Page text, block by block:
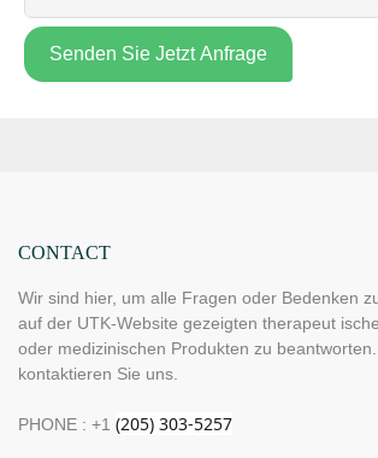
Senden Sie Jetzt Anfrage
CONTACT
Wir sind hier, um alle Fragen oder Bedenken
auf der UTK-Website gezeigten therapeut
oder medizinischen Produkten zu
kontaktieren Sie uns.
PHONE : +1